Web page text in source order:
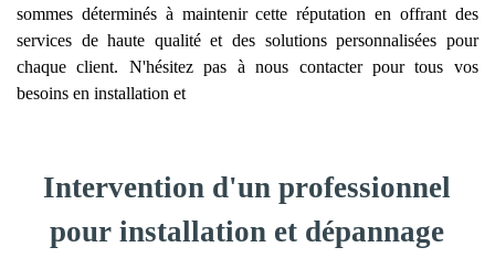
sommes déterminés à maintenir cette réputation en offrant des
services de haute qualité et des solutions personnalisées pour
chaque client. N'hésitez pas à nous contacter pour tous vos
besoins en installation et
Intervention d'un professionnel
pour installation et dépannage